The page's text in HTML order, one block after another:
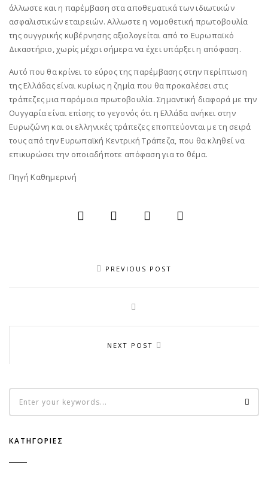
άλλωστε και η παρέμβαση στα αποθεματικά των ιδιωτικών
ασφαλιστικών εταιρειών. Αλλωστε η νομοθετική πρωτοβουλία
της ουγγρικής κυβέρνησης αξιολογείται από το Ευρωπαϊκό
Δικαστήριο, χωρίς μέχρι σήμερα να έχει υπάρξει η απόφαση.
Αυτό που θα κρίνει το εύρος της παρέμβασης στην περίπτωση
της Ελλάδας είναι κυρίως η ζημία που θα προκαλέσει στις
τράπεζες μια παρόμοια πρωτοβουλία. Σημαντική διαφορά με την
Ουγγαρία είναι επίσης το γεγονός ότι η Ελλάδα ανήκει στην
Ευρωζώνη και οι ελληνικές τράπεζες εποπτεύονται με τη σειρά
τους από την Ευρωπαϊκή Κεντρική Τράπεζα, που θα κληθεί να
επικυρώσει την οποιαδήποτε απόφαση για το θέμα.
Πηγή Καθημερινή
PREVIOUS POST
NEXT POST
ΚΑΤΗΓΟΡΊΕΣ